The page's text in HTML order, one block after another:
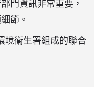
門資訊非常重要，
節。
境衞生署組成的聯合